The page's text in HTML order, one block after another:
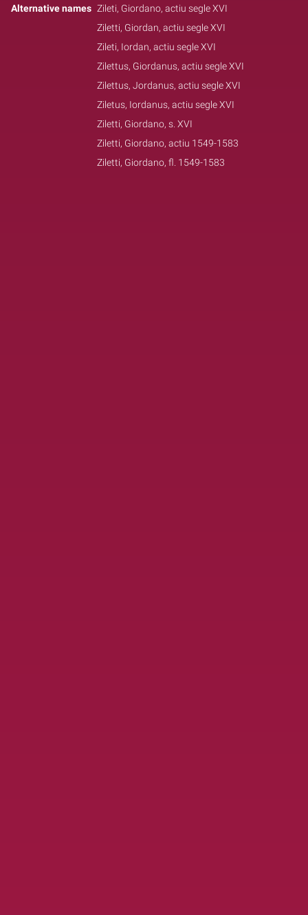
Alternative names Zileti, Giordano, actiu segle XVI
Ziletti, Giordan, actiu segle XVI
Zileti, Iordan, actiu segle XVI
Zilettus, Giordanus, actiu segle XVI
Zilettus, Jordanus, actiu segle XVI
Ziletus, Iordanus, actiu segle XVI
Ziletti, Giordano, s. XVI
Ziletti, Giordano, actiu 1549-1583
Ziletti, Giordano, fl. 1549-1583